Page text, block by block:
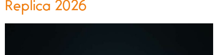
Replica 2026